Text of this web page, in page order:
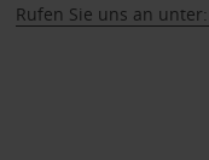
Rufen Sie uns an unter: